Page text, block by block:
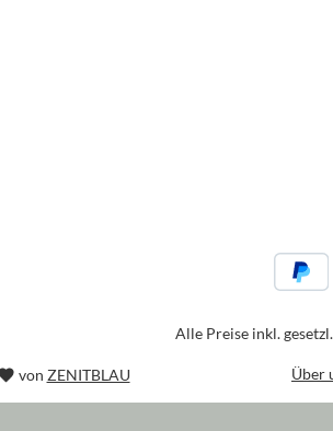
Alle Preise inkl.
von ZENITBLAU Über